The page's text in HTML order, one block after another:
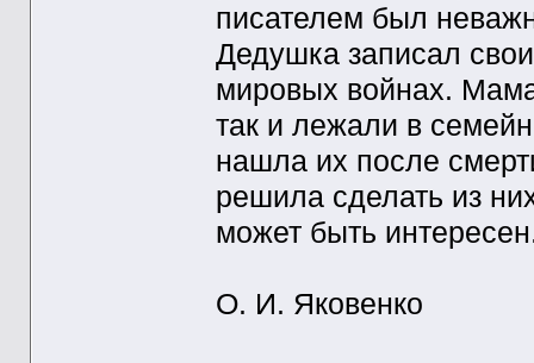
писателем был
Дедушка записал
мировых войнах.
так и лежали в
нашла их после
решила сделать из
может быть
О. И. Яковенко